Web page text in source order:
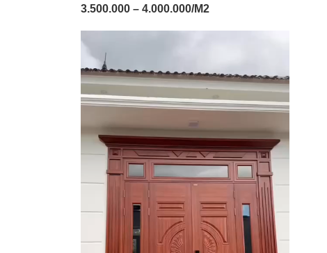
3.500.000 – 4.000.000/M2